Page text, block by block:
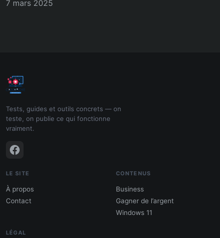
7 mars 2025
Tests, guides et outils concrets — on
teste, on publie ce qui fonctionne
vraiment.
LE SITE
À propos
Contact
CONTENUS
Business
Gagner de l’argent
Windows 11
LÉGAL